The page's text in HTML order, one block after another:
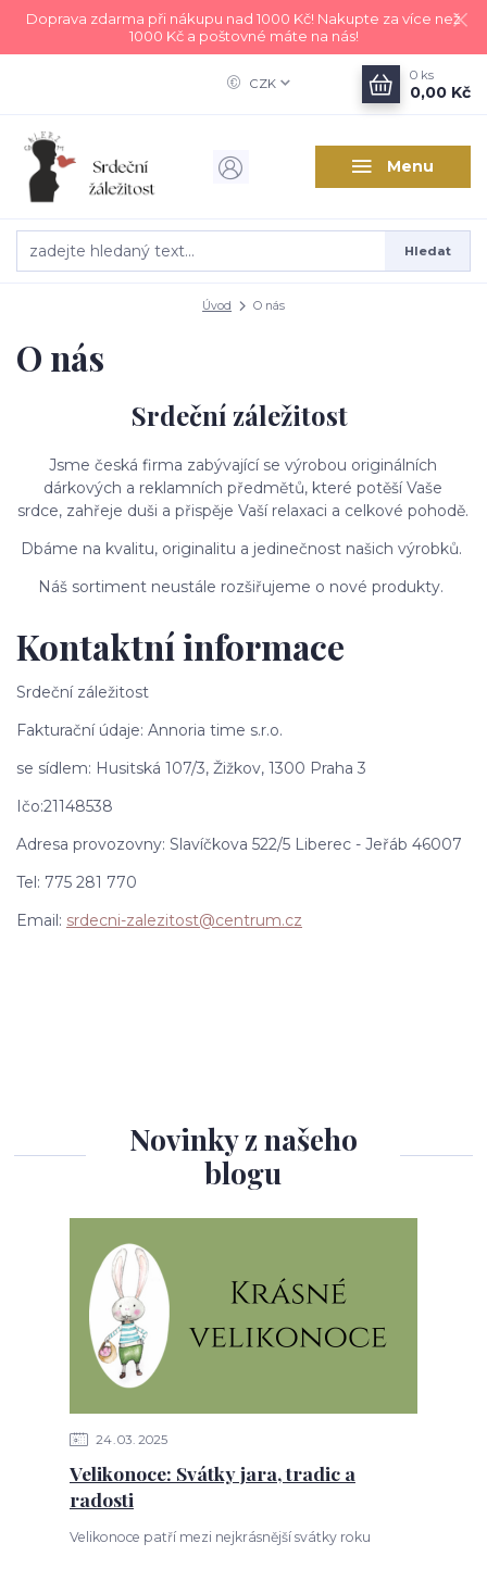
Doprava zdarma při nákupu nad 1000 Kč! Nakupte za více než
1000 Kč a poštovné máte na nás!
Menu
CZK
Hledat
0 ks
0,00 Kč
Úvod O nás
O nás
Srdeční záležitost
Jsme česká firma zabývající se výrobou originálních
dárkových a reklamníchpředmětů, které potěší Vaše
srdce, zahřeje duši a přispěje Vaší relaxaci a celkové pohodě.
Dbáme na kvalitu, originalitu a jedinečnost našich výrobků.
Náš sortiment neustále rozšiřujeme o nové produkty.
Kontaktní informace
Srdeční záležitost
Fakturační údaje: Annoria time s.r.o.
se sídlem: Husitská 107/3, Žižkov, 1300 Praha 3
Ičo:21148538
Adresa provozovny: Slavíčkova 522/5 Liberec - Jeřáb 46007
Tel: 775 281 770
Email: srdecni-zalezitost@centrum.cz
Novinky z našeho
blogu
24 03 2025
Velikonoce: Svátky jara, tradic a
radosti
Velikonoce patří mezi nejkrásnější svátky roku